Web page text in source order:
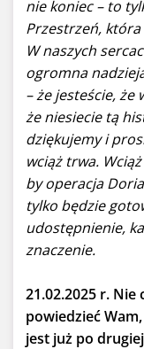
nie koniec – to
Przestrzeń,
W naszych
ogromna
– że jesteście, że
że niesiecie tą
dziękujemy i
wciąż trwa.
by operacja
tylko będzie
udostępnienie,
znaczenie.
21.02.2025 r.
powiedzieć
jest już po